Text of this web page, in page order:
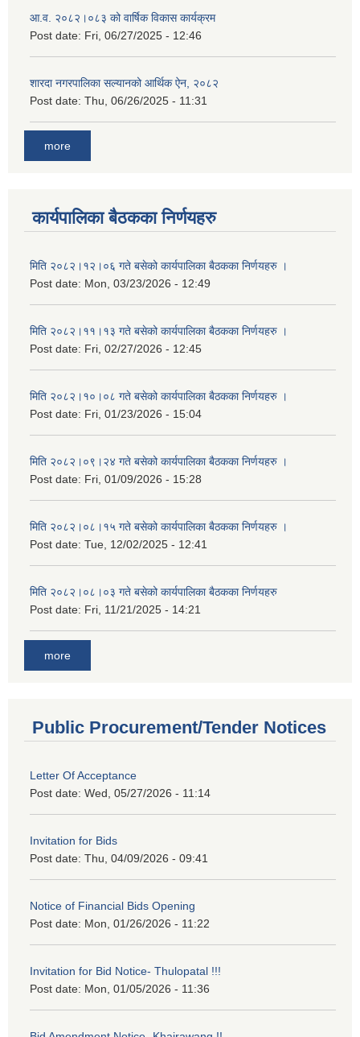
आ.व. २०८२।०८३ को वार्षिक विकास कार्यक्रम
Post date: Fri, 06/27/2025 - 12:46
शारदा नगरपालिका सल्यानको आर्थिक ऐन, २०८२
Post date: Thu, 06/26/2025 - 11:31
more
कार्यपालिका बैठकका निर्णयहरु
मिति २०८२।१२।०६ गते बसेको कार्यपालिका बैठकका निर्णयहरु ।
Post date: Mon, 03/23/2026 - 12:49
मिति २०८२।११।१३ गते बसेको कार्यपालिका बैठकका निर्णयहरु ।
Post date: Fri, 02/27/2026 - 12:45
मिति २०८२।१०।०८ गते बसेको कार्यपालिका बैठकका निर्णयहरु ।
Post date: Fri, 01/23/2026 - 15:04
मिति २०८२।०९।२४ गते बसेको कार्यपालिका बैठकका निर्णयहरु ।
Post date: Fri, 01/09/2026 - 15:28
मिति २०८२।०८।१५ गते बसेको कार्यपालिका बैठकका निर्णयहरु ।
Post date: Tue, 12/02/2025 - 12:41
मिति २०८२।०८।०३ गते बसेको कार्यपालिका बैठकका निर्णयहरु
Post date: Fri, 11/21/2025 - 14:21
more
Public Procurement/Tender Notices
Letter Of Acceptance
Post date: Wed, 05/27/2026 - 11:14
Invitation for Bids
Post date: Thu, 04/09/2026 - 09:41
Notice of Financial Bids Opening
Post date: Mon, 01/26/2026 - 11:22
Invitation for Bid Notice- Thulopatal !!!
Post date: Mon, 01/05/2026 - 11:36